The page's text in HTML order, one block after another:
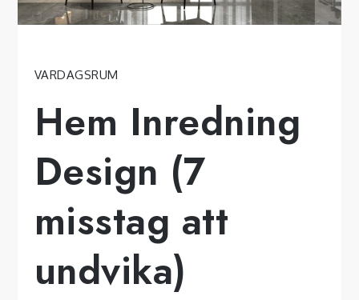
VARDAGSRUM
Hem Inredning
Design (7
misstag att
undvika)